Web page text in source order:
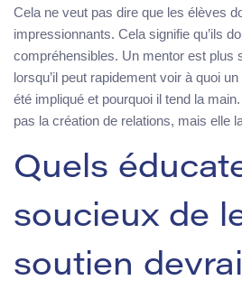
Cela ne veut pas dire que les élèves
impressionnants. Cela signifie qu’ils
compréhensibles. Un mentor est plus
lorsqu’il peut rapidement voir à quoi
été impliqué et pourquoi il tend la
pas la création de relations, mais elle
Quels
soucieux de
soutien